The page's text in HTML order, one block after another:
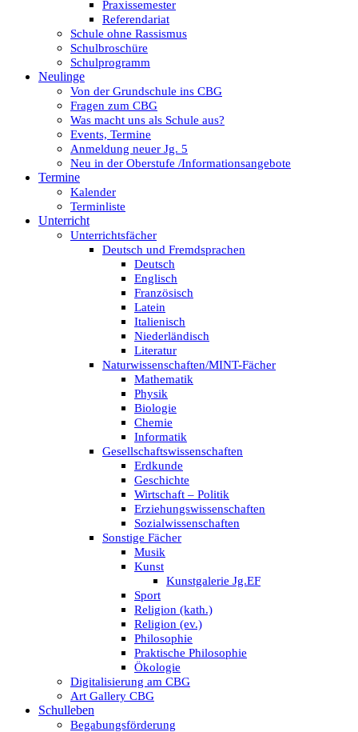
Praxissemester
Referendariat
Schule ohne Rassismus
Schulbroschüre
Schulprogramm
Neulinge
Von der Grundschule ins CBG
Fragen zum CBG
Was macht uns als Schule aus?
Events, Termine
Anmeldung neuer Jg. 5
Neu in der Oberstufe /Informationsangebote
Termine
Kalender
Terminliste
Unterricht
Unterrichtsfächer
Deutsch und Fremdsprachen
Deutsch
Englisch
Französisch
Latein
Italienisch
Niederländisch
Literatur
Naturwissenschaften/MINT-Fächer
Mathematik
Physik
Biologie
Chemie
Informatik
Gesellschaftswissenschaften
Erdkunde
Geschichte
Wirtschaft – Politik
Erziehungswissenschaften
Sozialwissenschaften
Sonstige Fächer
Musik
Kunst
Kunstgalerie Jg.EF
Sport
Religion (kath.)
Religion (ev.)
Philosophie
Praktische Philosophie
Ökologie
Digitalisierung am CBG
Art Gallery CBG
Schulleben
Begabungsförderung